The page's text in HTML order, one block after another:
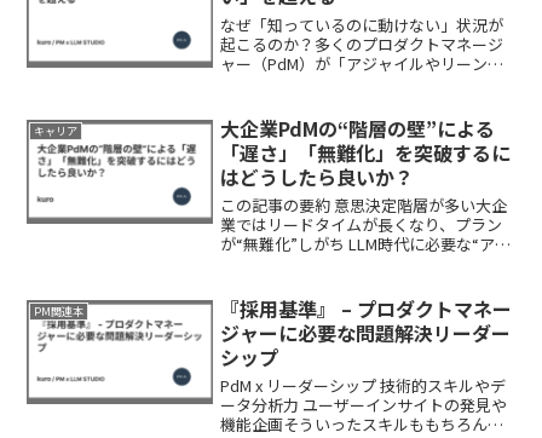
なぜ「知っているのに動けない」状況が
起こるのか？多くのプロダクトマネージ
ャー（PdM）が「アジャイルやリーンと
た」と自負しながら、それらを本番で“活
かし切れていない”と...
キャリア
大企業PdMの“階層の壁”による
「遅さ」「無難化」を突破するに
はどうしたら良いか？
この記事の要約 意思決定階層が多い大企
業ではリードタイムが長くなり、プラン
が“無難化”しがち LLM時代に必要な“アク
をリードしたことがあるPdMなら、一度
は以下のよ...
PM関連本
『採用基準』 – プロダクトマネー
ジャーに必要な問題解決リーダー
シップ
PdM x リーダーシップ 技術的スキルやデ
ータ分析力 ユーザーインサイトの発見や
機能企画そういったスキルももちろん重